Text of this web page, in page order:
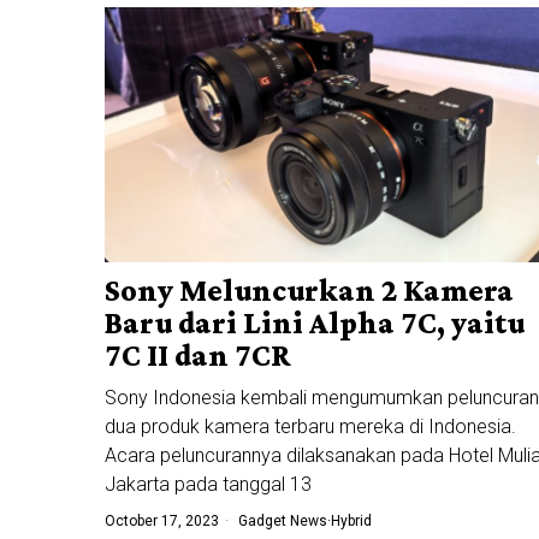
Sony Meluncurkan 2 Kamera
Baru dari Lini Alpha 7C, yaitu
7C II dan 7CR
Sony Indonesia kembali mengumumkan peluncuran
dua produk kamera terbaru mereka di Indonesia.
Acara peluncurannya dilaksanakan pada Hotel
Jakarta pada tanggal 13
October 17, 2023 Gadget News·Hybrid